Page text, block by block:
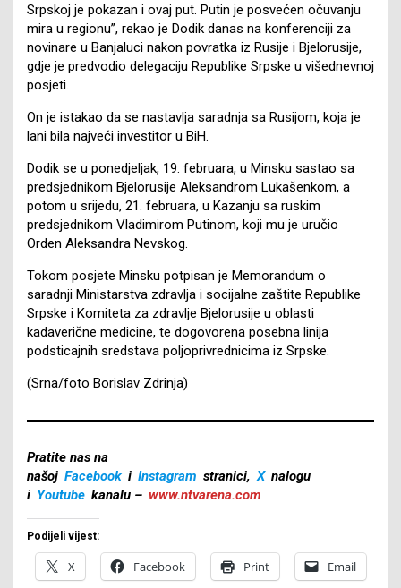
Srpskoj je pokazan i ovaj put. Putin je posvećen očuvanju
mira u regionu”, rekao je Dodik danas na konferenciji za
novinare u Banjaluci nakon povratka iz Rusije i Bjelorusije,
gdje je predvodio delegaciju Republike Srpske u višednevnoj
posjeti.
On je istakao da se nastavlja saradnja sa Rusijom, koja je
lani bila najveći investitor u BiH.
Dodik se u ponedjeljak, 19. februara, u Minsku sastao sa
predsjednikom Bjelorusije Aleksandrom Lukašenkom, a
potom u srijedu, 21. februara, u Kazanju sa ruskim
predsjednikom Vladimirom Putinom, koji mu je uručio
Orden Aleksandra Nevskog.
Tokom posjete Minsku potpisan je Memorandum o
saradnji Ministarstva zdravlja i socijalne zaštite Republike
Srpske i Komiteta za zdravlje Bjelorusije u oblasti
kadaverične medicine, te dogovorena posebna linija
podsticajnih sredstava poljoprivrednicima iz Srpske.
(Srna/foto Borislav Zdrinja)
Pratite nas na
našoj Facebook i Instagram stranici, X nalogu
i Youtube kanalu – www.ntvarena.com
Podijeli vijest:
X Facebook Print Email